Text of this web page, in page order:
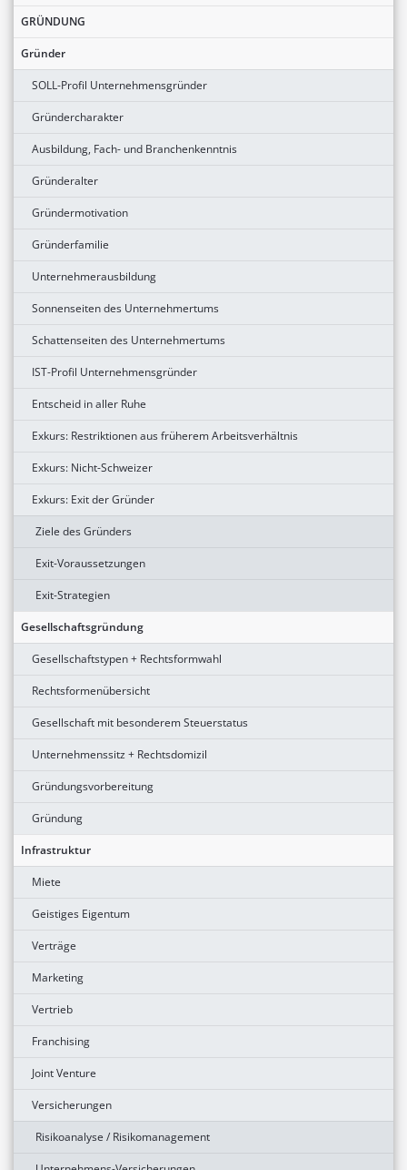
GRÜNDUNG
Gründer
SOLL-Profil Unternehmensgründer
Gründercharakter
Ausbildung, Fach- und Branchenkenntnis
Gründeralter
Gründermotivation
Gründerfamilie
Unternehmerausbildung
Sonnenseiten des Unternehmertums
Schattenseiten des Unternehmertums
IST-Profil Unternehmensgründer
Entscheid in aller Ruhe
Exkurs: Restriktionen aus früherem Arbeitsverhältnis
Exkurs: Nicht-Schweizer
Exkurs: Exit der Gründer
Ziele des Gründers
Exit-Voraussetzungen
Exit-Strategien
Gesellschaftsgründung
Gesellschaftstypen + Rechtsformwahl
Rechtsformenübersicht
Gesellschaft mit besonderem Steuerstatus
Unternehmenssitz + Rechtsdomizil
Gründungsvorbereitung
Gründung
Infrastruktur
Miete
Geistiges Eigentum
Verträge
Marketing
Vertrieb
Franchising
Joint Venture
Versicherungen
Risikoanalyse / Risikomanagement